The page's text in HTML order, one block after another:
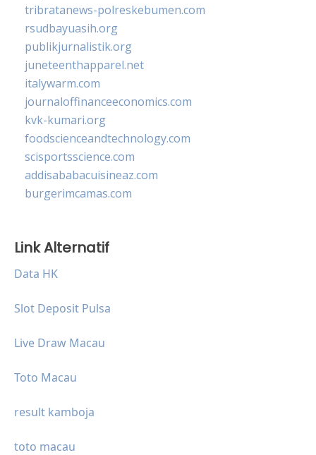
tribratanews-polreskebumen.com
rsudbayuasih.org
publikjurnalistik.org
juneteenthapparel.net
italywarm.com
journaloffinanceeconomics.com
kvk-kumari.org
foodscienceandtechnology.com
scisportsscience.com
addisababacuisineaz.com
burgerimcamas.com
Link Alternatif
Data HK
Slot Deposit Pulsa
Live Draw Macau
Toto Macau
result kamboja
toto macau